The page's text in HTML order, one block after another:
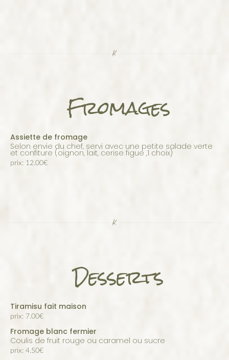
Fromages
Assiette de fromage
selon envie du chef, servi avec une petite salade verte
et confiture (oignon, lait, cerise figue ,1 choix)
prix: 12.00€
Desserts
Tiramisu fait maison
prix: 7.00€
Fromage blanc fermier
coulis de fruit rouge ou caramel ou sucre
prix: 4.50€